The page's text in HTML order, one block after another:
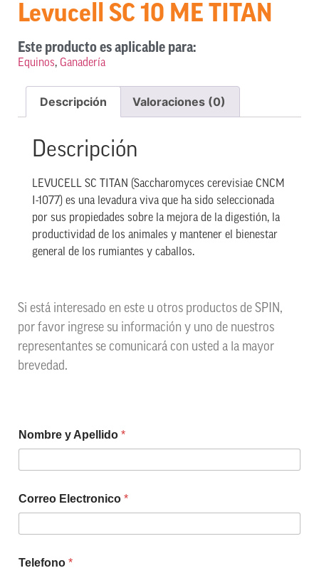
Levucell SC 10 ME TITAN
Este producto es aplicable para:
Equinos, Ganadería
Descripción Valoraciones (0)
Descripción
LEVUCELL SC TITAN (Saccharomyces cerevisiae CNCM
I-1077) es una levadura viva que ha sido seleccionada
por sus propiedades sobre la mejora de la digestión, la
productividad de los animales y mantener el bienestar
general de los rumiantes y caballos.
Si está interesado en este u otros productos de SPIN,
por favor ingrese su información y uno de nuestros
representantes se comunicará con usted a la mayor
brevedad.
Nombre y Apellido *
Correo Electronico *
Telefono *